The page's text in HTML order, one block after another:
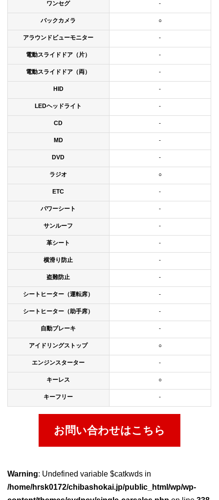
ワンセグ -
バックカメラ ○
アラウンドビューモニター -
電動スライドドア（片） -
電動スライドドア（両） -
HID -
LEDヘッドライト -
CD -
MD -
DVD -
ラジオ ○
ETC -
パワーシート -
サンルーフ -
革シート -
横滑り防止 -
盗難防止 -
シートヒーター（運転席） -
シートヒーター（助手席） -
自動ブレーキ -
アイドリングストップ ○
エンジンスターター -
キーレス ○
キーフリー -
お問い合わせはこちら
Warning: Undefined variable $catkwds in
/home/hrsk0172/chibashokai.jp/public_html/wp/wp-